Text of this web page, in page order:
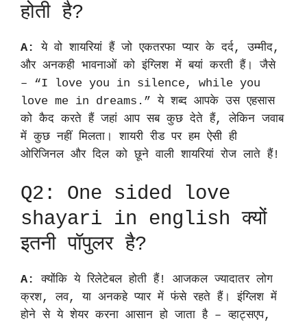
होती है?
A:
ये वो शायरियां हैं जो एकतरफा प्यार के दर्द, उम्मीद,
और अनकही भावनाओं को इंग्लिश में बयां करती हैं। जैसे
– “I love you in silence, while you
love me in dreams.” ये शब्द आपके उस एहसास
को कैद करते हैं जहां आप सब कुछ देते हैं, लेकिन जवाब
में कुछ नहीं मिलता। शायरी रीड पर हम ऐसी ही
ओरिजिनल और दिल को छूने वाली शायरियां रोज लाते हैं!
Q2: One sided love
shayari in english क्यों
इतनी पॉपुलर है?
A:
क्योंकि ये रिलेटेबल होती हैं! आजकल ज्यादातर लोग
क्रश, लव, या अनकहे प्यार में फंसे रहते हैं। इंग्लिश में
होने से ये शेयर करना आसान हो जाता है – व्हाट्सएप,